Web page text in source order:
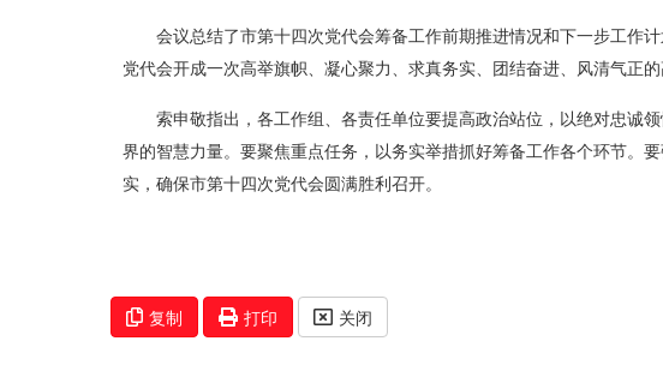
会议总结了市第十四次党代会筹备工作前期推进情况和下一步工作
党代会开成一次高举旗帜、凝心聚力、求真务实、团结奋进、风清气正的
索申敬指出，各工作组、各责任单位要提高政治站位，以绝对忠诚
界的智慧力量。要聚焦重点任务，以务实举措抓好筹备工作各个环节。
实，确保市第十四次党代会圆满胜利召开。
复制 打印 关闭